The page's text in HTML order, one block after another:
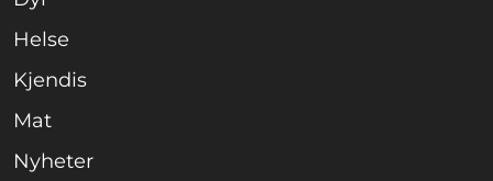
Helse
Kjendis
Mat
Nyheter